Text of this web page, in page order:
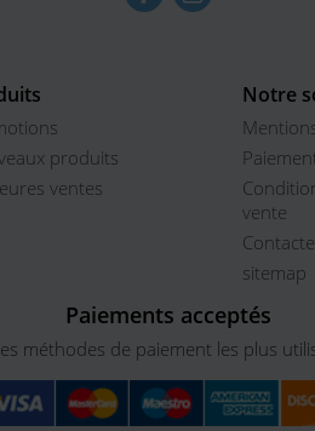
produits
ventes
Notre
vente
sitemap
Paiements acceptés
méthodes de paiement les plus